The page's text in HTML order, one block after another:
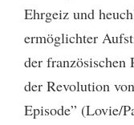
Ehrgeiz und
ermöglichter
der französischen
der Revolution
Episode” (Lovie/